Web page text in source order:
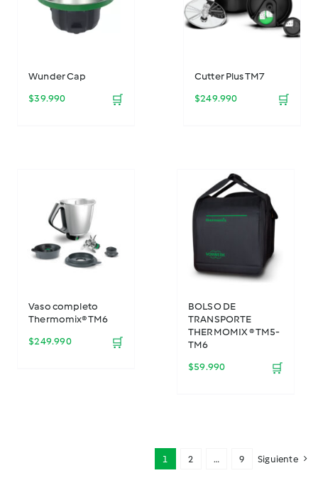
Wunder Cap
$39.990 🛒
Cutter Plus TM7
$249.990 🛒
Vaso completo
Thermomix® TM6
$249.990 🛒
BOLSO DE
TRANSPORTE
THERMOMIX ® TM5-
TM6
$59.990 🛒
1 2 … 9 Siguiente